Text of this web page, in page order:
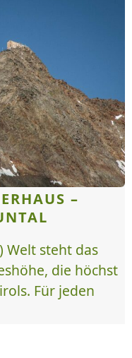
–
Welt steht das
die höchst
Für jeden